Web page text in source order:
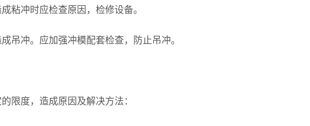
粘冲时应检查原因，检修设备。
冲。应加强冲模配套检查，防止吊冲。
度，造成原因及解决方法：